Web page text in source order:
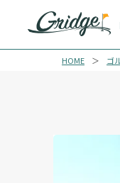
HOME ゴ